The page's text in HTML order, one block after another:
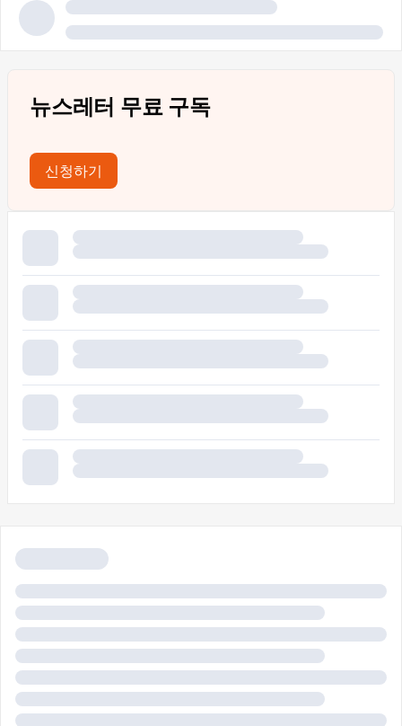
뉴스레터 무료 구독
신청하기